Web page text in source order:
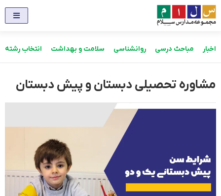
اخبار مباحث درسی روانشناسی سلامت و بهداشت انتخاب رشته
مشاوره تحصیلی دبستان و پیش دبستان